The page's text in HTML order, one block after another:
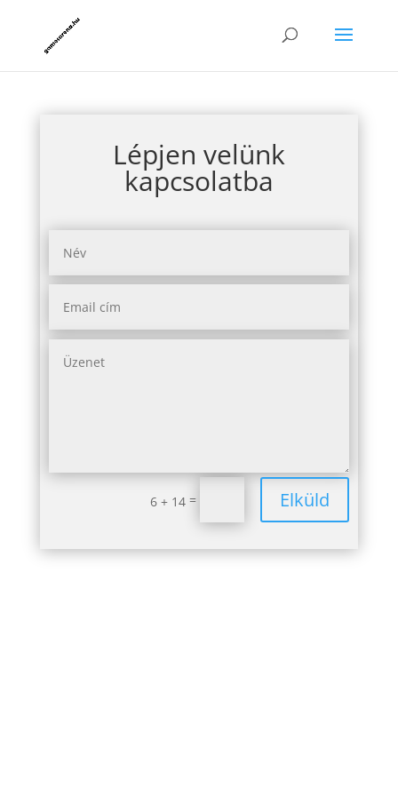
Lépjen velünk
kapcsolatba
6 + 14 = Elküld